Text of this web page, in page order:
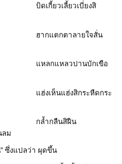
ยวเบี่ยงสิ
ลายใจสั่น
ปานบักเขือ
สิกระหืดกระ
นสิฝืน
แปลว่า ผุดขึ้น